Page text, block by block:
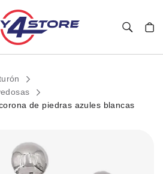
de piedras azules blancas